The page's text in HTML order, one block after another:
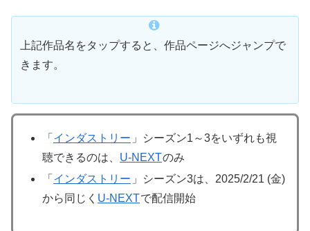
上記作品名をタップすると、作品ページへジャンプで
きます。
「 インダストリー 」シーズン1～3をいずれも視
聴できるのは、 U-NEXTのみ
「 インダストリー 」シーズン3は、2025/2/21 (金)
から同じく U-NEXTで配信開始